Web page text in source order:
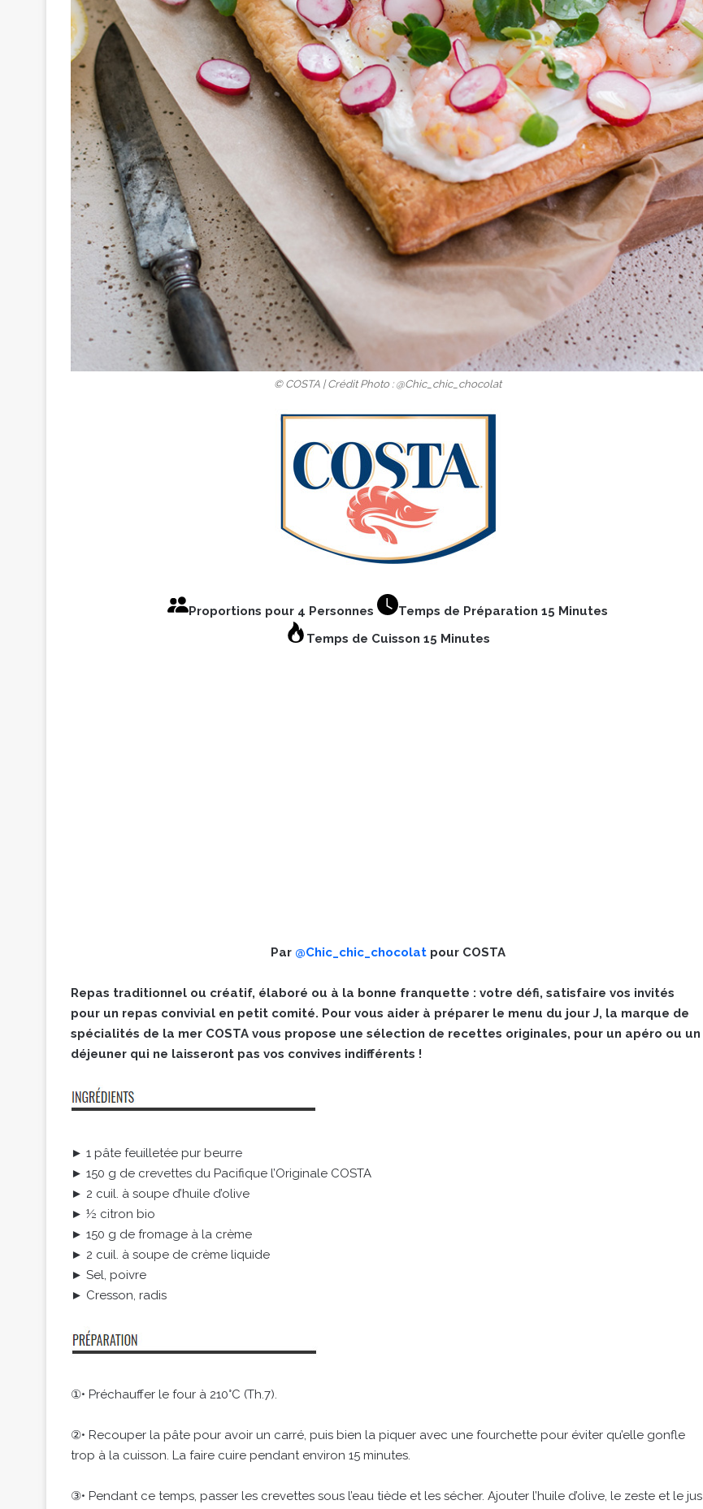
© COSTA | Crédit Photo : @Chic_chic_chocolat
Proportions pour 4 Personnes
Temps de Préparation 15 Minutes
Temps de Cuisson 15 Minutes
Par @Chic_chic_chocolatpour COSTA
Repas traditionnel ou créatif, élaboré ou à la bonne franquette : votre défi, satisfaire vos invités
pour un repas convivial en petit comité. Pour vous aider à préparer le menu du jour J, la marque de
spécialités de la mer COSTA vous propose une sélection de recettes originales, pour un apéro ou un
déjeuner qui ne laisseront pas vos convives indifférents !
► 1 pâte feuilletée pur beurre
► 150 g de crevettes du Pacifique l’Originale COSTA
► 2 cuil. à soupe d’huile d’olive
► ½ citron bio
► 150 g de fromage à la crème
► 2 cuil. à soupe de crème liquide
► Sel, poivre
► Cresson, radis
①• Préchauffer le four à 210°C (Th.7).
②• Recouper la pâte pour avoir un carré, puis bien la piquer avec une fourchette pour éviter qu’elle gonfle
trop à la cuisson. La faire cuire pendant environ 15 minutes.
③• Pendant ce temps, passer les crevettes sous l’eau tiède et les sécher. Ajouter l’huile d’olive, le zeste et le jus